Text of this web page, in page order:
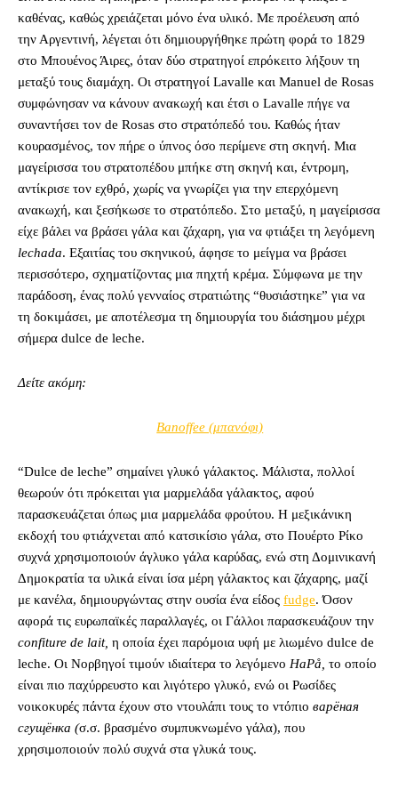
καθένας, καθώς χρειάζεται μόνο ένα υλικό. Με προέλευση από
την Αργεντινή, λέγεται ότι δημιουργήθηκε πρώτη φορά το 1829
στο Μπουένος Άιρες, όταν δύο στρατηγοί επρόκειτο λήξουν τη
μεταξύ τους διαμάχη. Οι στρατηγοί Lavalle και Manuel de Rosas
συμφώνησαν να κάνουν ανακωχή και έτσι ο Lavalle πήγε να
συναντήσει τον de Rosas στο στρατόπεδό του. Καθώς ήταν
κουρασμένος, τον πήρε ο ύπνος όσο περίμενε στη σκηνή. Μια
μαγείρισσα του στρατοπέδου μπήκε στη σκηνή και, έντρομη,
αντίκρισε τον εχθρό, χωρίς να γνωρίζει για την επερχόμενη
ανακωχή, και ξεσήκωσε το στρατόπεδο. Στο μεταξύ, η μαγείρισσα
είχε βάλει να βράσει γάλα και ζάχαρη, για να φτιάξει τη λεγόμενη
lechada. Εξαιτίας του σκηνικού, άφησε το μείγμα να βράσει
περισσότερο, σχηματίζοντας μια πηχτή κρέμα. Σύμφωνα με την
παράδοση, ένας πολύ γενναίος στρατιώτης “θυσιάστηκε” για να
τη δοκιμάσει, με αποτέλεσμα τη δημιουργία του διάσημου μέχρι
σήμερα dulce de leche.
Δείτε ακόμη:
Banoffee (μπανόφι)
“Dulce de leche” σημαίνει γλυκό γάλακτος. Μάλιστα, πολλοί
θεωρούν ότι πρόκειται για μαρμελάδα γάλακτος, αφού
παρασκευάζεται όπως μια μαρμελάδα φρούτου. Η μεξικάνικη
εκδοχή του φτιάχνεται από κατσικίσιο γάλα, στο Πουέρτο Ρίκο
συχνά χρησιμοποιούν άγλυκο γάλα καρύδας, ενώ στη Δομινικανή
Δημοκρατία τα υλικά είναι ίσα μέρη γάλακτος και ζάχαρης, μαζί
με κανέλα, δημιουργώντας στην ουσία ένα είδος fudge. Όσον
αφορά τις ευρωπαϊκές παραλλαγές, οι Γάλλοι παρασκευάζουν την
confiture de lait, η οποία έχει παρόμοια υφή με λιωμένο dulce de
leche. Οι Νορβηγοί τιμούν ιδιαίτερα το λεγόμενο HaPå, το οποίο
είναι πιο παχύρρευστο και λιγότερο γλυκό, ενώ οι Ρωσίδες
νοικοκυρές πάντα έχουν στο ντουλάπι τους το ντόπιο варёная
сгущёнка (σ.σ. βρασμένο συμπυκνωμένο γάλα), που
χρησιμοποιούν πολύ συχνά στα γλυκά τους.